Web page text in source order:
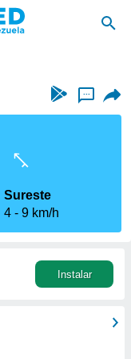
...
Sureste
4
9 km/h
Instalar